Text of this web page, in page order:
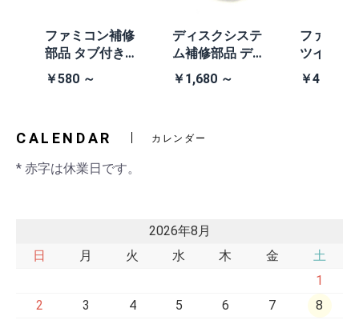
ファミコン補修
部品 タブ付きコ
イン電池(CR203
2)
￥580 ～
ディスクシステ
ム補修部品 ディ
スクシステム用
交換ベルト
￥1,680 ～
ファミコ
ツインフ
ン本体
黒・連射
￥41,980
CALENDAR カレンダー
* 赤字は休業日です。
2026年8月
日
月 火 水 木 金
土
1
2
3 4 5 6 7
8